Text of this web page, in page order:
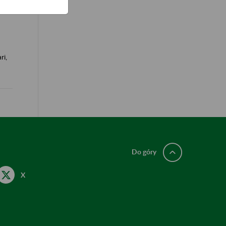
X
Do góry